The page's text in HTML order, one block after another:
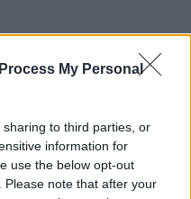
My Personal
to third parties, or
information for
use the below opt-out
note that after your
a túlélő Franciaország